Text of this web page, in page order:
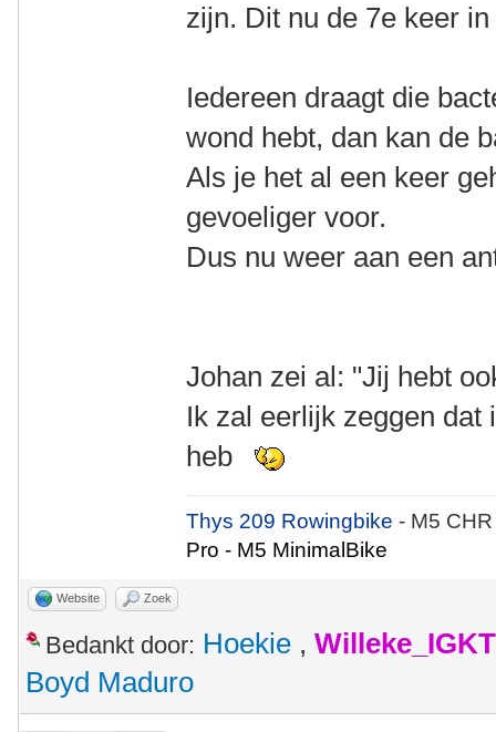
zijn. Dit nu de 7e keer
Iedereen draagt die
wond hebt, dan kan de
Als je het al een keer
gevoeliger voor.
Dus nu weer aan een
Johan zei al: "Jij hebt
Ik zal eerlijk zeggen
heb
Thys 209 Rowingbike- M5
Pro - M5 MinimalBike
Website Zoek
Bedankt door: Hoekie , Willeke_IGKT
Boyd Maduro